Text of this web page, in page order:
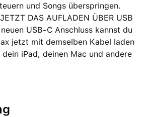
und Songs überspringen.
DAS AUFLADEN ÜBER USB
USB-C Anschluss kannst du
jetzt mit demselben Kabel laden
iPad, deinen Mac und andere